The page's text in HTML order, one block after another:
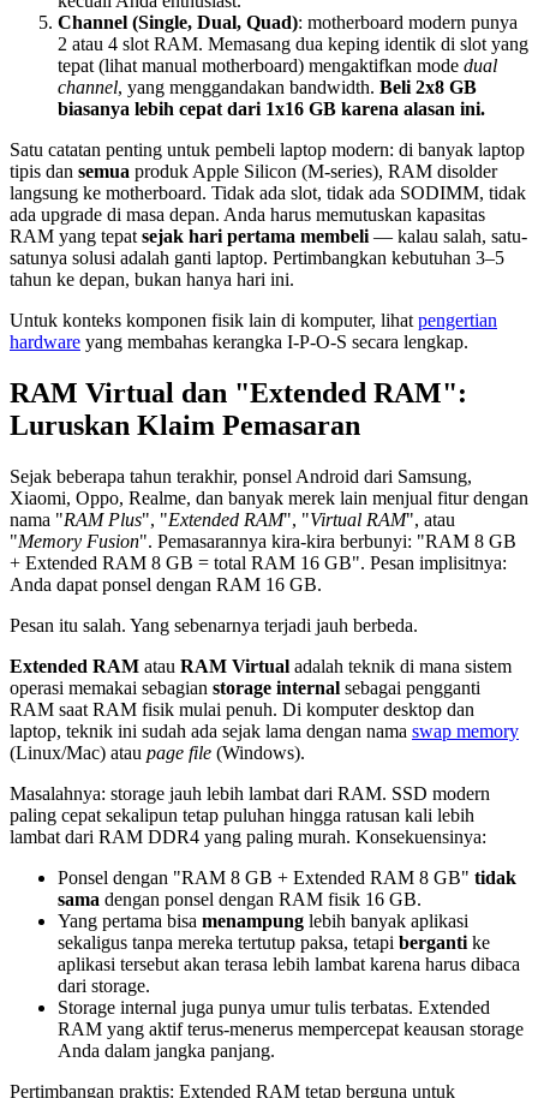
Channel (Single, Dual, Quad): motherboard modern punya
2 atau 4 slot RAM. Memasang dua keping identik di slot yang
tepat (lihat manual motherboard) mengaktifkan mode dual
channel, yang menggandakan bandwidth. Beli 2x8 GB
biasanya lebih cepat dari 1x16 GB karena alasan ini.
Satu catatan penting untuk pembeli laptop modern: di banyak laptop
tipis dan semua produk Apple Silicon (M-series), RAM disolder
langsung ke motherboard. Tidak ada slot, tidak ada SODIMM, tidak
ada upgrade di masa depan. Anda harus memutuskan kapasitas
RAM yang tepat sejak hari pertama membeli — kalau salah, satu-
satunya solusi adalah ganti laptop. Pertimbangkan kebutuhan 3–5
tahun ke depan, bukan hanya hari ini.
Untuk konteks komponen fisik lain di komputer, lihat pengertian
hardware yang membahas kerangka I-P-O-S secara lengkap.
RAM Virtual dan "Extended RAM":
Luruskan Klaim Pemasaran
Sejak beberapa tahun terakhir, ponsel Android dari Samsung,
Xiaomi, Oppo, Realme, dan banyak merek lain menjual fitur dengan
nama "RAM Plus", "Extended RAM", "Virtual RAM", atau
"Memory Fusion". Pemasarannya kira-kira berbunyi: "RAM 8 GB
+ Extended RAM 8 GB = total RAM 16 GB". Pesan implisitnya:
Anda dapat ponsel dengan RAM 16 GB.
Pesan itu salah. Yang sebenarnya terjadi jauh berbeda.
Extended RAM atau RAM Virtual adalah teknik di mana sistem
operasi memakai sebagian storage internal sebagai pengganti
RAM saat RAM fisik mulai penuh. Di komputer desktop dan
laptop, teknik ini sudah ada sejak lama dengan nama swap memory
(Linux/Mac) atau page file (Windows).
Masalahnya: storage jauh lebih lambat dari RAM. SSD modern
paling cepat sekalipun tetap puluhan hingga ratusan kali lebih
lambat dari RAM DDR4 yang paling murah. Konsekuensinya:
Ponsel dengan "RAM 8 GB + Extended RAM 8 GB" tidak
sama dengan ponsel dengan RAM fisik 16 GB.
Yang pertama bisa menampung lebih banyak aplikasi
sekaligus tanpa mereka tertutup paksa, tetapi berganti ke
aplikasi tersebut akan terasa lebih lambat karena harus dibaca
dari storage.
Storage internal juga punya umur tulis terbatas. Extended
RAM yang aktif terus-menerus mempercepat keausan storage
Anda dalam jangka panjang.
Pertimbangan praktis: Extended RAM tetap berguna untuk